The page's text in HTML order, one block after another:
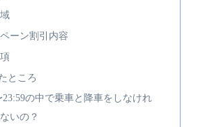
ーン割引内容
ところ
23:59の中で乗車と降車をしなけれ
いの？